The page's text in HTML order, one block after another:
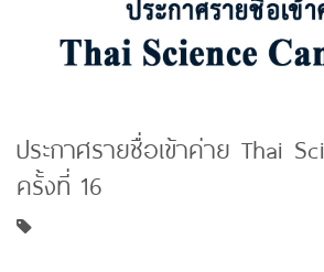
ประกาศรายชื่อเข้าค่าย Thai
ครั้งที่ 16